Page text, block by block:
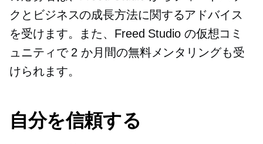
クとビジネスの成長方法に関するアドバイス
を受けます。また、Freed Studio の仮想コミ
ュニティで 2 か月間の無料メンタリングも受
けられます。
自分を信頼する